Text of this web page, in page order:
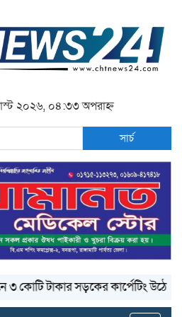
২০২৬, ০৪:৩৩ অপরাহ্ন
সার্চ
টাকার সড়কের কার্পেটিং উঠে যাচ্ছে